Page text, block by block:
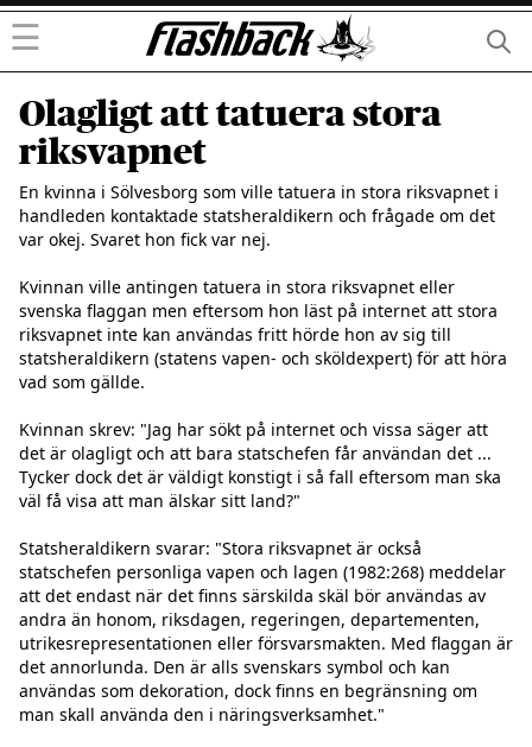
☰
Olagligt att tatuera stora
riksvapnet
En kvinna i Sölvesborg som ville tatuera in stora riksvapnet i
handleden kontaktade statsheraldikern och frågade om det
var okej. Svaret hon fick var nej.
Kvinnan ville antingen tatuera in stora riksvapnet eller
svenska flaggan men eftersom hon läst på internet att stora
riksvapnet inte kan användas fritt hörde hon av sig till
statsheraldikern (statens vapen- och sköldexpert) för att höra
vad som gällde.
Kvinnan skrev: "Jag har sökt på internet och vissa säger att
det är olagligt och att bara statschefen får användan det ...
Tycker dock det är väldigt konstigt i så fall eftersom man ska
väl få visa att man älskar sitt land?"
Statsheraldikern svarar: "Stora riksvapnet är också
statschefen personliga vapen och lagen (1982:268) meddelar
att det endast när det finns särskilda skäl bör användas av
andra än honom, riksdagen, regeringen, departementen,
utrikesrepresentationen eller försvarsmakten. Med flaggan är
det annorlunda. Den är alls svenskars symbol och kan
användas som dekoration, dock finns en begränsning om
man skall använda den i näringsverksamhet."